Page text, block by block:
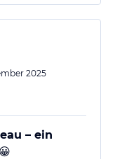
des Hotels, für
uns sehr
2025
– ein